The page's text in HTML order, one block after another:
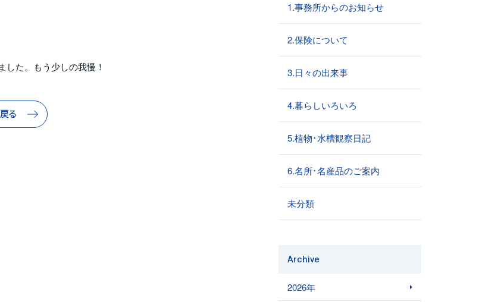
た。もう少しの我慢！
る
1.事務所からのお知らせ
2.保険について
3.日々の出来事
4.暮らしいろいろ
5.植物･水槽観察日記
6.名所･名産品のご案内
未分類
Archive
2026年